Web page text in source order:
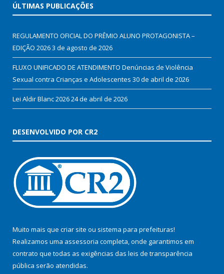
ÚLTIMAS PUBLICAÇÕES
REGULAMENTO OFICIAL DO PRÊMIO ALUNO PROTAGONISTA –
EDIÇÃO 20263 de agosto de 2026
FLUXO UNIFICADO DE ATENDIMENTO Denúncias de Violência
Sexual contra Crianças e Adolescentes 30 de abril de 2026
Lei Aldir Blanc 202624 de abril de 2026
DESENVOLVIDO POR CR2
Muito mais que criar site ou sistema para prefeituras!
Realizamos uma assessoria completa, onde garantimos em
contrato que todas as exigências das leis de transparência
pública serão atendidas.